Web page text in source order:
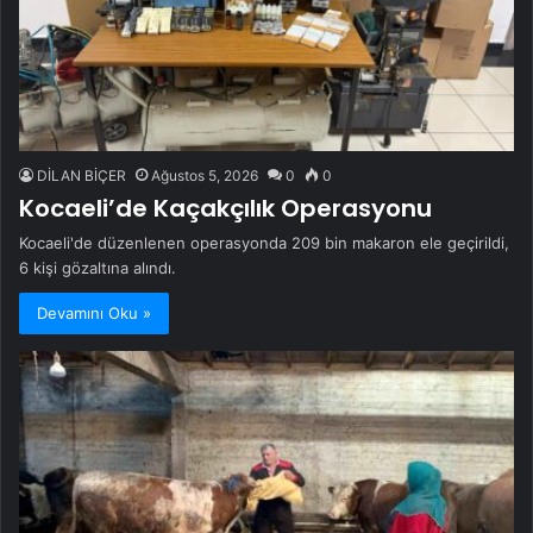
DİLAN BİÇER Ağustos 5, 2026 0 0
Kocaeli’de Kaçakçılık Operasyonu
Kocaeli'de düzenlenen operasyonda 209 bin makaron ele geçirildi,
6 kişi gözaltına alındı.
Devamını Oku »